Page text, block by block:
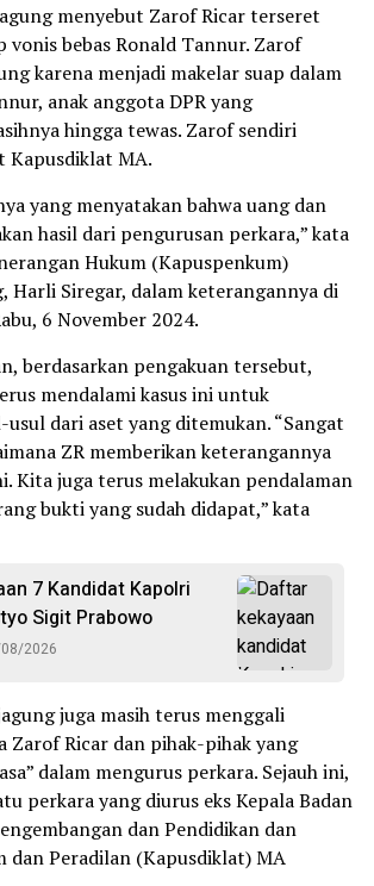
menyebut Zarof Ricar terseret
vonis bebas Ronald Tannur. Zarof
karena menjadi makelar suap dalam
anak anggota DPR yang
hingga tewas. Zarof sendiri
Kapusdiklat MA.
yang menyatakan bahwa uang dan
hasil dari pengurusan perkara,” kata
Hukum (Kapuspenkum)
Harli Siregar, dalam keterangannya di
6 November 2024.
berdasarkan pengakuan tersebut,
mendalami kasus ini untuk
usul dari aset yang ditemukan. “Sangat
ZR memberikan keterangannya
Kita juga terus melakukan pendalaman
bukti yang sudah didapat,” kata
7 Kandidat Kapolri
Sigit Prabowo
2026
juga masih terus menggali
Zarof Ricar dan pihak-pihak yang
dalam mengurus perkara. Sejauh ini,
perkara yang diurus eks Kepala Badan
dan Pendidikan dan
dan Peradilan (Kapusdiklat) MA